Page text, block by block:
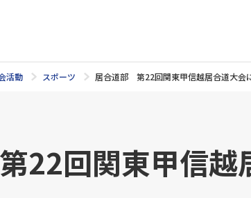
活動 スポーツ 居合道部 第22回関東甲信越居合道大会
22回関東甲信越